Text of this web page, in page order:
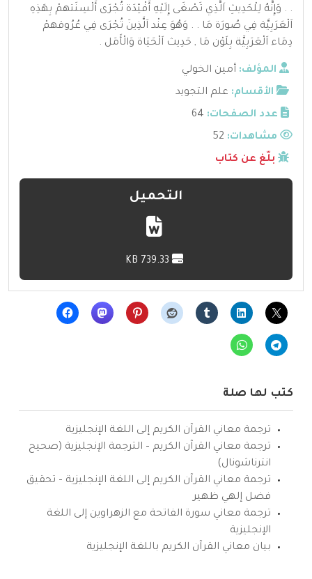
. . وَإِنَّهُ لِلْحَدِيثِ اَلَّذِي تَصْغَى إِلَيْهِ أَفْئِدَة تُجْرَى أَلْسِنَتهمْ بِهَذِهِ
اَلْعَرَبِيَّة فِي صُورَة مَا . . وَهُوَ عِنْد اَلَّذِينَ تُجْرَى فِي عُرُوقهمْ
دِمَاء اَلْعَرَبِيَّة بِلَوْن مَا , حَدِيث اَلْحَيَاة وَالْأَمَل .
المؤلف: أمين الخولي
الأقسام: علم التجويد
عدد الصفحات: 64
مشاهدات:
بلّغ عن كتاب
التحميل
كتب لها صلة
ترجمة معاني القرآن الكريم إلى اللغة الإنجليزية
ترجمة معاني القرآن الكريم – الترجمة الإنجليزية (صحيح
انترناشونال)
ترجمة معاني القرآن الكريم إلى اللغة الإنجليزية – تحقيق
فضل إلهي ظهير
ترجمة معاني سورة الفاتحة مع الزهراوين إلى اللغة
الإنجليزية
بيان معاني القرآن الكريم باللغة الإنجليزية